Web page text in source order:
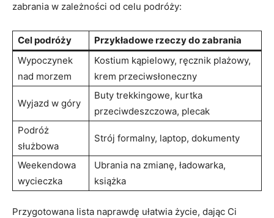
zabrania ​w zależności​ od celu⁢ podróży:
Cel podróży
Przykładowe rzeczy do zabrania
Wypoczynek⁤
nad morzem
Kostium kąpielowy, ręcznik‌ plażowy,
krem⁢ przeciwsłoneczny
Wyjazd w góry
Buty⁢ trekkingowe, kurtka
przeciwdeszczowa, plecak
Podróż
służbowa
Strój formalny, laptop, dokumenty
Weekendowa
wycieczka
Ubrania na​ zmianę,⁤ ładowarka,
książka
Przygotowana lista naprawdę⁢ ułatwia życie, dając Ci